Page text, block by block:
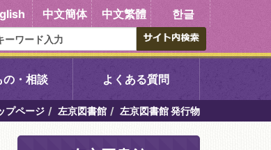
中文簡体 中文繁體 한글
醍醐中央図書館
の・相談 よくある質問
プページ 左京図書館 左京図書館 発行物